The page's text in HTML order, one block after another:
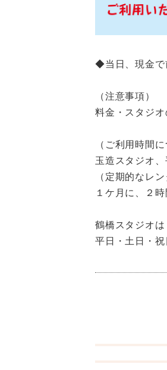
◆当日、現金で
（注意事項）
料金・スタジ
（ご利用時間に
玉造スタジオ
（定期的なレ
１ケ月に、２
鶴橋スタジオは
平日・土日・